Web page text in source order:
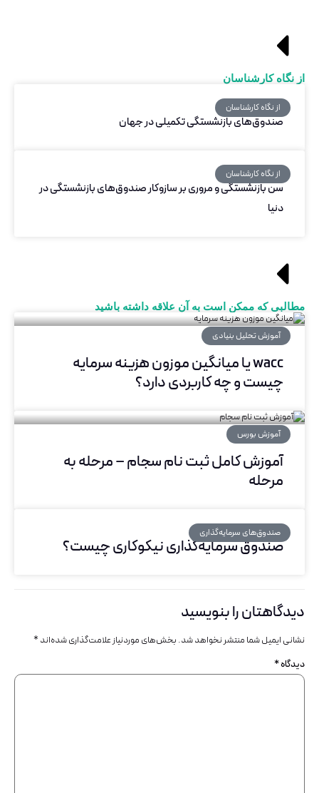
از نگاه کارشناسان
از نگاه کارشناسان
صندوق‌های بازنشستگی تکمیلی در جهان
از نگاه کارشناسان
سن بازنشستگی و مروری بر سازوکار صندوق‌های بازنشستگی در
دنیا
مطالبی که ممکن است به آن علاقه داشته باشید
آموزش تحلیل بنیادی
wacc یا میانگین موزون هزینه سرمایه
چیست و چه کاربردی دارد؟
آموزش بورس
آموزش کامل ثبت نام سجام – مرحله به
مرحله
صندوق‌های سرمایه‌گذاری
صندوق سرمایه‌‌‌‌‌‌‌‌‌‌‌‌‌‌‌‌‌‌‌‌‌‌‌‌‌‌‌‌‌‌‌‌‌‌‌‌‌‌‌‌‌‌‌‌‌‌‌‌‌‌‌‌‌‌‌‌‌‌‌‌‌‌‌‌‌‌‌‌‌‌‌‌‌‌‌‌‌‌گذاری نیکوکاری چیست؟
دیدگاهتان را بنویسید
نشانی ایمیل شما منتشر نخواهد شد. بخش‌های موردنیاز علامت‌گذاری شده‌اند *
دیدگاه*